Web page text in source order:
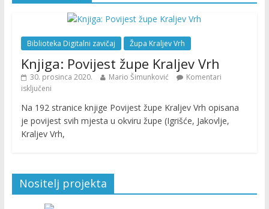
Biblioteka Digitalni zavičaj Župa Kraljev Vrh
Knjiga: Povijest župe Kraljev Vrh
30. prosinca 2020. Mario Šimunković
Komentari
isključeni
Na 192 stranice knjige Povijest župe Kraljev Vrh opisana
je povijest svih mjesta u okviru župe (Igrišće, Jakovlje,
Kraljev Vrh,
Nositelj projekta